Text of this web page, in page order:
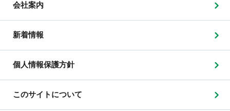
会社案内
新着情報
個人情報保護方針
このサイトについて